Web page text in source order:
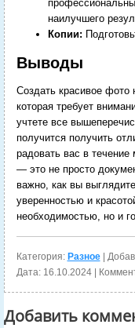
наилучшего
Копии:
Выводы
Создать красивое фото
которая требует
учтете все
получится получить
радовать вас в течение
— это не просто
важно, как вы
уверенностью и
необходимостью, но и
Категория: Разное|
Дата: 16.10.2024|
Добавить